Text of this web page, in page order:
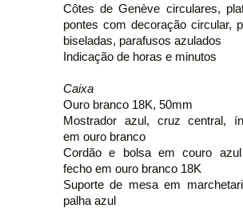
Côtes de Genève circulares,
pontes com decoração circular,
biseladas, parafusos azulados
Indicação de horas e minutos
Caixa
Ouro branco 18K, 50mm
Mostrador azul, cruz central,
em ouro branco
Cordão e bolsa em couro
fecho em ouro branco 18K
Suporte de mesa em
palha azul